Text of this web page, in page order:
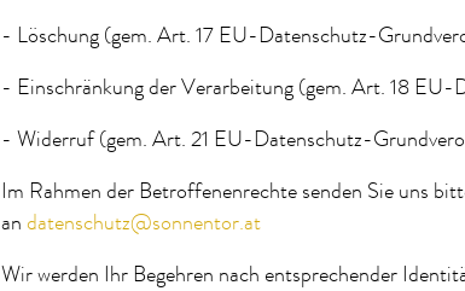
- Löschung (gem. Art. 17 EU-Datenschutz-
- Einschränkung der Verarbeitung (gem. Art. 18
- Widerruf (gem. Art. 21 EU-Datenschutz-
Im Rahmen der Betroffenenrechte senden Sie uns
an datenschutz@sonnentor.at
Wir werden Ihr Begehren nach entsprechender